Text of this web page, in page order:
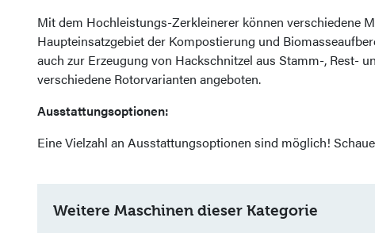
Mit dem Hochleistungs-Zerkleinerer können verschiedene
Haupteinsatzgebiet der Kompostierung und
auch zur Erzeugung von Hackschnitzel aus Stamm-, Rest-
verschiedene Rotorvarianten angeboten.
Ausstattungsoptionen:
Eine Vielzahl an Ausstattungsoptionen sind möglich!
Weitere Maschinen dieser Kategorie